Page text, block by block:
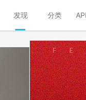
发现 分类